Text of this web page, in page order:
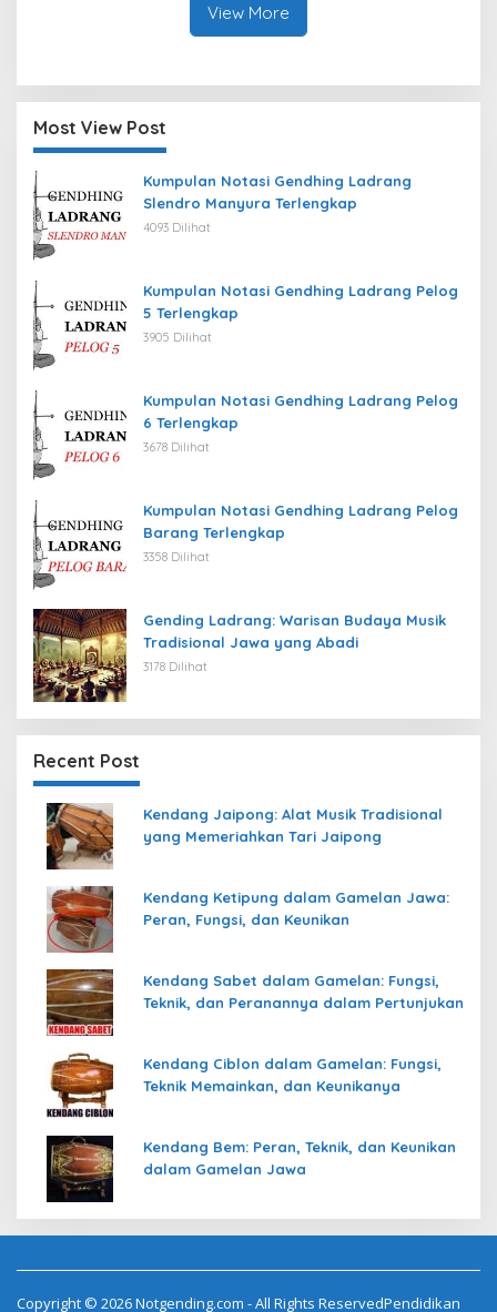
View More
Most View Post
Kumpulan Notasi Gendhing Ladrang
Slendro Manyura Terlengkap
4093 Dilihat
Kumpulan Notasi Gendhing Ladrang Pelog
5 Terlengkap
3905 Dilihat
Kumpulan Notasi Gendhing Ladrang Pelog
6 Terlengkap
3678 Dilihat
Kumpulan Notasi Gendhing Ladrang Pelog
Barang Terlengkap
3358 Dilihat
Gending Ladrang: Warisan Budaya Musik
Tradisional Jawa yang Abadi
3178 Dilihat
Recent Post
Kendang Jaipong: Alat Musik Tradisional
yang Memeriahkan Tari Jaipong
Kendang Ketipung dalam Gamelan Jawa:
Peran, Fungsi, dan Keunikan
Kendang Sabet dalam Gamelan: Fungsi,
Teknik, dan Peranannya dalam Pertunjukan
Kendang Ciblon dalam Gamelan: Fungsi,
Teknik Memainkan, dan Keunikanya
Kendang Bem: Peran, Teknik, dan Keunikan
dalam Gamelan Jawa
Copyright © 2026 Notgending.com - All Rights ReservedPendidikan